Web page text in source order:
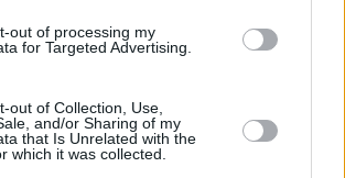
out of processing my
for Targeted Advertising.
out of Collection, Use,
and/or Sharing of my
that Is Unrelated with the
which it was collected.
un jaunumus